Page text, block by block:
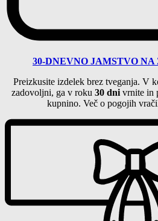
30-DNEVNO JAMSTVO
Preizkusite izdelek brez tveganja. V
zadovoljni, ga v roku 30 dni vrnite in
kupnino. Več o pogojih